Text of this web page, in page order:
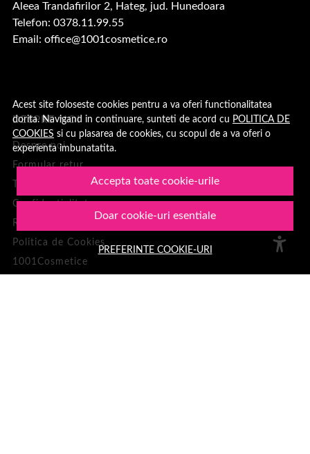
Acest site foloseste cookies pentru a va oferi functionalitatea
dorita. Navigand in continuare, sunteti de acord cu POLITICA DE
COOKIES si cu plasarea de cookies, cu scopul de a va oferi o
experienta imbunatatita.
Accepta toate cookie-urile
Doar cookie-uri esentiale
PREFERINTE COOKIE-URI
Aleea Trandafirilor 2, Hateg, jud. Hunedoara
Telefon: 0378.11.99.55
Email: office@1001cosmetice.ro
DESPRE NOI
Despre noi
Formular retur
Termeni si conditii
Confidentialitate
Recenzii clienți
Politica de Cookies
1001Cosmetice